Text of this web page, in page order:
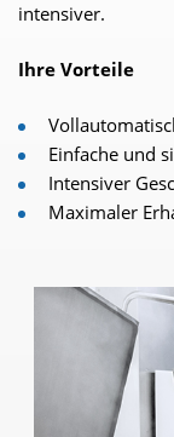
intensiver.
Ihre Vorteile
Einfache und
Intensiver
Maximaler